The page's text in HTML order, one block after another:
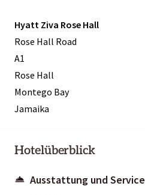
Hyatt Ziva Rose Hall
Rose Hall Road
A1
Rose Hall
Montego Bay
Jamaika
Hotelüberblick
Ausstattung und Service